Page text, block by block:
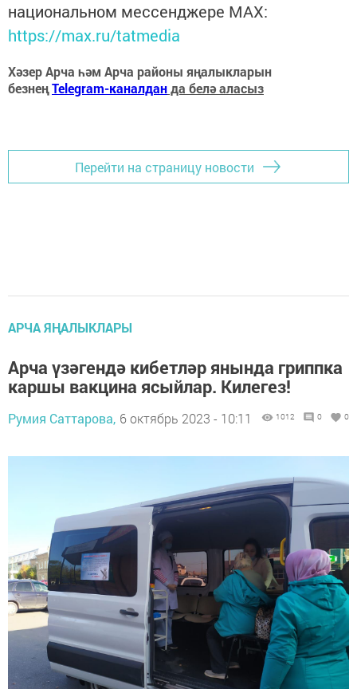
национальном мессенджере MАХ:
https://max.ru/tatmedia
Хәзер Арча һәм Арча районы яңалыкларын
безнеңTelegram-каналданда белә аласыз
Перейти на страницу новости
АРЧА ЯҢАЛЫКЛАРЫ
Арча үзәгендә кибетләр янында гриппка
каршы вакцина ясыйлар. Килегез!
Румия Саттарова, 6 октябрь 2023 - 10:11 1012 0 0